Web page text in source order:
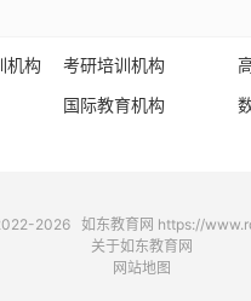
机构 考研培训机构
国际教育机构
2026 如东教育网 https://
关于如东教育网
网站地图